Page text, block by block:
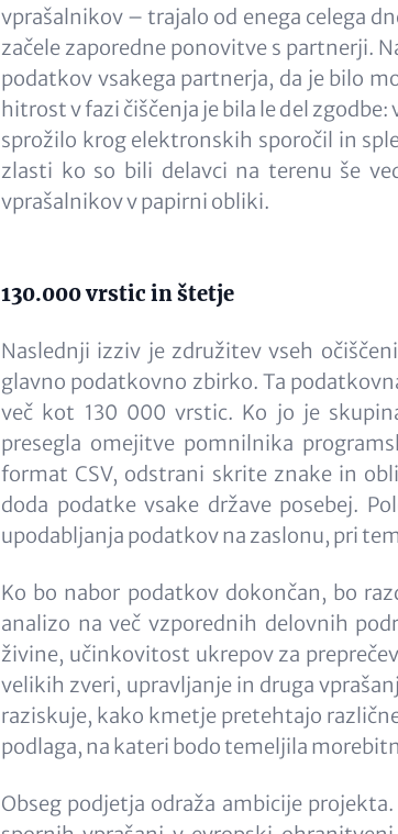
vprašalnikov – trajalo od enega celega
začele zaporedne ponovitve s partnerji.
podatkov vsakega partnerja, da je bilo
hitrost v fazi čiščenja je bila le del
sprožilo krog elektronskih sporočil in
zlasti ko so bili delavci na terenu še
vprašalnikov v papirni obliki.
Content
130.000 vrstic in štetje
Naslednji izziv je združitev vseh
glavno podatkovno zbirko. Ta
več kot 130 000 vrstic. Ko jo je
presegla omejitve pomnilnika
format CSV, odstrani skrite znake in
doda podatke vsake države posebej.
upodabljanja podatkov na zaslonu, pri
Ko bo nabor podatkov dokončan, bo
analizo na več vzporednih delovnih
živine, učinkovitost ukrepov za
velikih zveri, upravljanje in druga
raziskuje, kako kmetje pretehtajo
podlaga, na kateri bodo temeljila
Obseg podjetja odraža ambicije